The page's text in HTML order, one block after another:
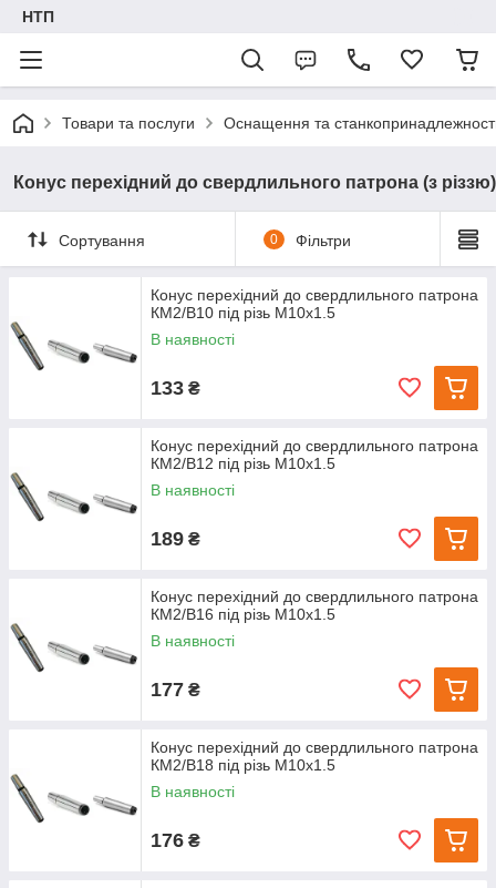
НТП
Товари та послуги Оснащення та
Конус перехідний до свердлильного патрона (з різзю)
Сортування 0 Фільтри
Конус перехідний до свердлильного патрона
КМ2/В10 під різь М10х1.5
В наявності
133 ₴
Конус перехідний до свердлильного патрона
КМ2/В12 під різь М10х1.5
В наявності
189 ₴
Конус перехідний до свердлильного патрона
КМ2/В16 під різь М10х1.5
В наявності
177 ₴
Конус перехідний до свердлильного патрона
КМ2/В18 під різь М10х1.5
В наявності
176 ₴